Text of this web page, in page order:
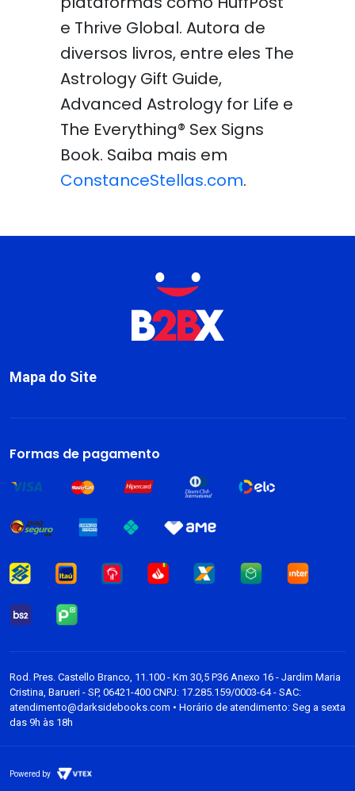
e Thrive Global. Autora de
diversos livros, entre eles The
Astrology Gift Guide,
Advanced Astrology for Life e
The Everything® Sex Signs
Book. Saiba mais em
ConstanceStellas.com.
Mapa do Site
Formas de pagamento
Rod. Pres. Castello Branco, 11.100 - Km 30,5 P36 Anexo 16 - Jardim Maria
Cristina, Barueri - SP, 06421-400 CNPJ: 17.285.159/0003-64 - SAC:
atendimento@darksidebooks.com • Horário de atendimento: Seg a sexta
das 9h às 18h
Powered by